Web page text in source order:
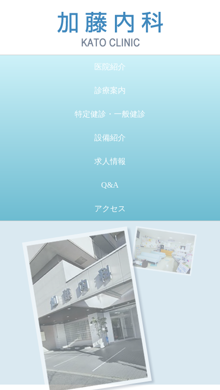
医院紹介
診療案内
特定健診・一般健診
設備紹介
求人情報
Q&A
アクセス